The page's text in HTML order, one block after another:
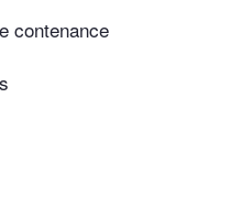
contenance